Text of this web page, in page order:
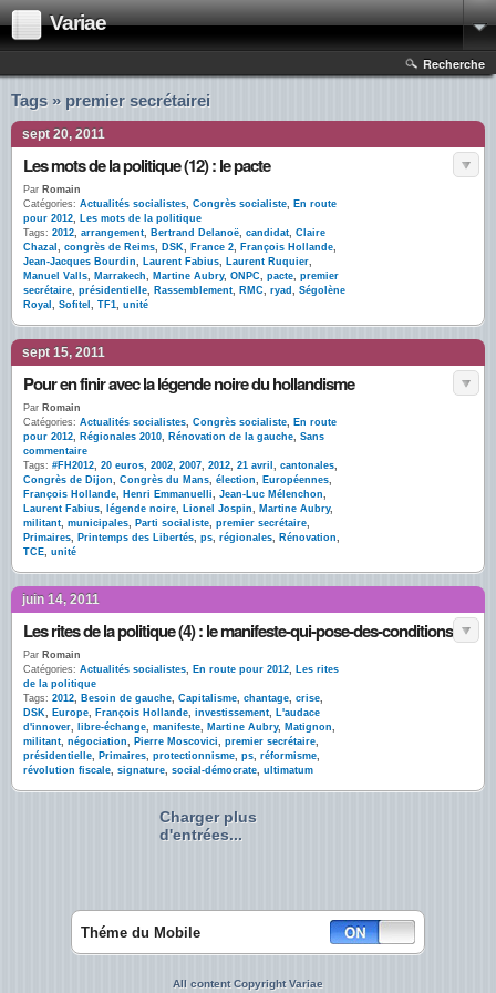
Variae
Recherche
Tags » premier secrétairei
sept 20, 2011
Les mots de la politique (12) : le pacte
Par Romain
Catégories: Actualités socialistes, Congrès socialiste, En route
pour 2012, Les mots de la politique
Tags: 2012, arrangement, Bertrand Delanoë, candidat, Claire
Chazal , congrès de Reims, DSK, France 2, François Hollande,
Jean-Jacques Bourdin, Laurent Fabius, Laurent Ruquier,
Manuel Valls, Marrakech, Martine Aubry, ONPC, pacte, premier
secrétaire, présidentielle, Rassemblement, RMC, ryad , Ségolène
Royal , Sofitel , TF1, unité
sept 15, 2011
Pour en finir avec la légende noire du hollandisme
Par Romain
Catégories: Actualités socialistes, Congrès socialiste, En route
pour 2012, Régionales 2010, Rénovation de la gauche, Sans
commentaire
Tags: #FH2012, 20 euros, 2002, 2007, 2012, 21 avril , cantonales,
Congrès de Dijon, Congrès du Mans, élection, Européennes,
François Hollande, Henri Emmanuelli, Jean-Luc Mélenchon,
Laurent Fabius, légende noire, Lionel Jospin, Martine Aubry,
militant, municipales, Parti socialiste, premier secrétaire,
Primaires, Printemps des Libertés, ps, régionales, Rénovation,
TCE, unité
juin 14, 2011
Les rites de la politique (4) : le manifeste-qui-pose-des-conditions
Par Romain
Catégories: Actualités socialistes, En route pour 2012, Les rites
de la politique
Tags: 2012, Besoin de gauche, Capitalisme, chantage, crise,
DSK, Europe, François Hollande, investissement, L'audace
d'innover, libre-échange, manifeste, Martine Aubry, Matignon,
militant, négociation, Pierre Moscovici, premier secrétaire,
présidentielle, Primaires, protectionnisme, ps, réformisme,
révolution fiscale, signature, social-démocrate, ultimatum
Charger plus
d'entrées...
Théme du Mobile
All content Copyright Variae